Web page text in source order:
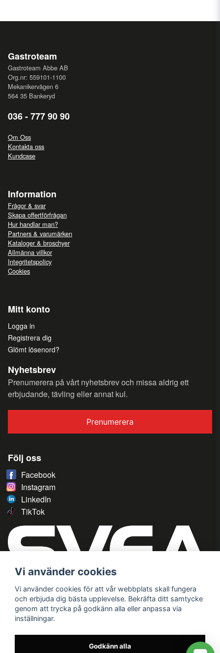
Gastroteam
Gastroteam Abbe AB
Org.nr: 559101-1100
Mekanikervägen 6
564 35 Bankeryd
036 - 777 90 90
Om Oss
Kontakta oss
Kundcase
Information
Frågor & svar
Skapa offertförfrågan
Hur handlar man?
Partners & varumärken
Kataloger & broschyer
Allmänna villkor
Integritetspolicy
Cookies
Mitt konto
Logga in
Registrera dig
Glömt lösenord?
Nyhetsbrev
Prenumerera på vårt nyhetsbrev och missa aldrig ett
erbjudande, tävling eller annat kul.
Prenumerera
Följ oss
Facebook
Instagram
LinkedIn
TikTok
Vi använder cookies
Vi använder cookies för att vår webbplats skall fungera
och erbjuda dig bästa upplevelse. Bekräfta ditt samtycke
genom att trycka på godkänn alla eller anpassa via
inställningar.
Godkänn alla